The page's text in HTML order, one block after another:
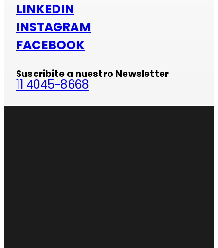
LINKEDIN
INSTAGRAM
FACEBOOK
Suscribite a nuestro Newsletter
11 4045-8668